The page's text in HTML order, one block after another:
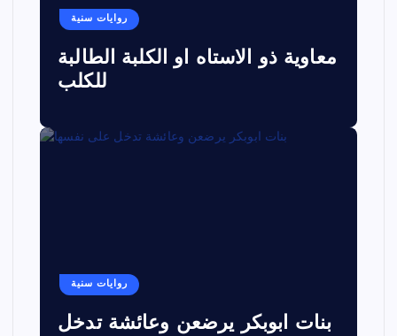
روايات سنية
معاوية ذو الاستاه او الكلبة الطالبة
للكلب
روايات سنية
بنات ابوبكر يرضعن وعائشة تدخل